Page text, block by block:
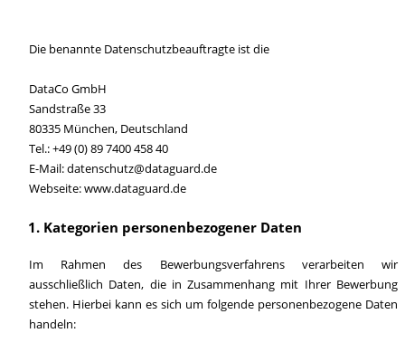
Die benannte Datenschutzbeauftragte ist die
DataCo GmbH
Sandstraße 33
80335 München, Deutschland
Tel.: +49 (0) 89 7400 458 40
E-Mail: datenschutz@dataguard.de
Webseite: www.dataguard.de
Kategorien personenbezogener Daten
Im Rahmen des Bewerbungsverfahrens verarbeiten wir
ausschließlich Daten, die in Zusammenhang mit Ihrer Bewerbung
stehen. Hierbei kann es sich um folgende personenbezogene Daten
handeln: